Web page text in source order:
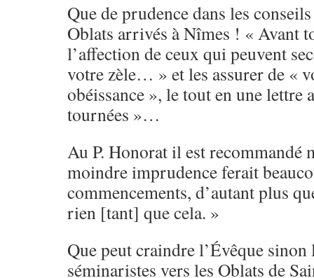
Que de prudence dans les
Oblats arrivés à Nîmes ! « Avant
l’affection de ceux qui peuvent
votre zèle… » et les assurer de «
obéissance », le tout en une lettre
tournées »…
Au P. Honorat il est recommandé
moindre imprudence ferait
commencements, d’autant plus
rien [tant] que cela. »
Que peut craindre l’Évêque sinon
séminaristes vers les Oblats de